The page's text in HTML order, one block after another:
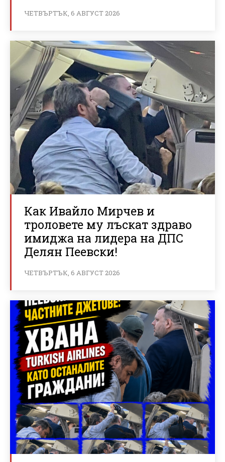
ЧЕТВЪРТЪК, 6 АВГУСТ 2026
Как Ивайло Мирчев и
троловете му лъскат здраво
имиджа на лидера на ДПС
Делян Пеевски!
ЧЕТВЪРТЪК, 6 АВГУСТ 2026